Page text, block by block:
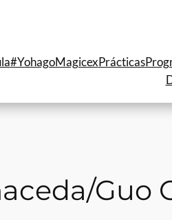
#YohagoMagicexPrácticas
Guo